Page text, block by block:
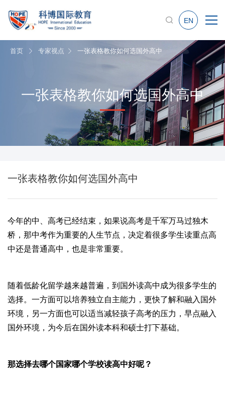
EN
首页 专家视点 一张表格教你如何选国外高中
一张表格教你如何选国外高中
一张表格教你如何选国外高中
今年的中、高考已经结束，如果说高考是千军万马过独木
桥，那中考作为重要的人生节点，决定着很多学生读重点高
中还是普通高中，也是非常重要。
随着低龄化留学越来越普遍，到国外读高中成为很多学生的
选择。一方面可以培养独立自主能力，更快了解和融入国外
环境，另一方面也可以适当减轻孩子高考的压力，早点融入
国外环境，为今后在国外读本科和硕士打下基础。
那选择去哪个国家哪个学校读高中好呢？